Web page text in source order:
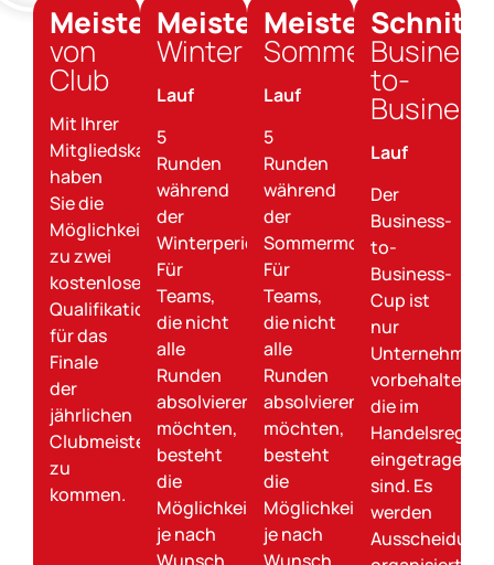
Meisterschaft
von
Club
Mit Ihrer
Mitgliedskarte
haben
Sie die
Möglichkeit,
zu zwei
kostenlosen
Qualifikationsrunden
für das
Finale
der
jährlichen
Clubmeisterschaft
zu
kommen.
Meisterschaft
Winter
Lauf
5
Runden
während
der
Winterperiode.
Für
Teams,
die nicht
alle
Runden
absolvieren
möchten,
besteht
die
Möglichkeit,
je nach
Meisterschaft
Sommer
Lauf
5
Runden
während
der
Sommermonate.
Für
Teams,
die nicht
alle
Runden
absolvieren
möchten,
besteht
die
Möglichkeit,
je nach
Schnitt
to-
Business
Lauf
Der
Business-
to-
Business-
Cup ist
nur
Unternehmen
vorbehalten,
die im
eingetragen
sind. Es
werden